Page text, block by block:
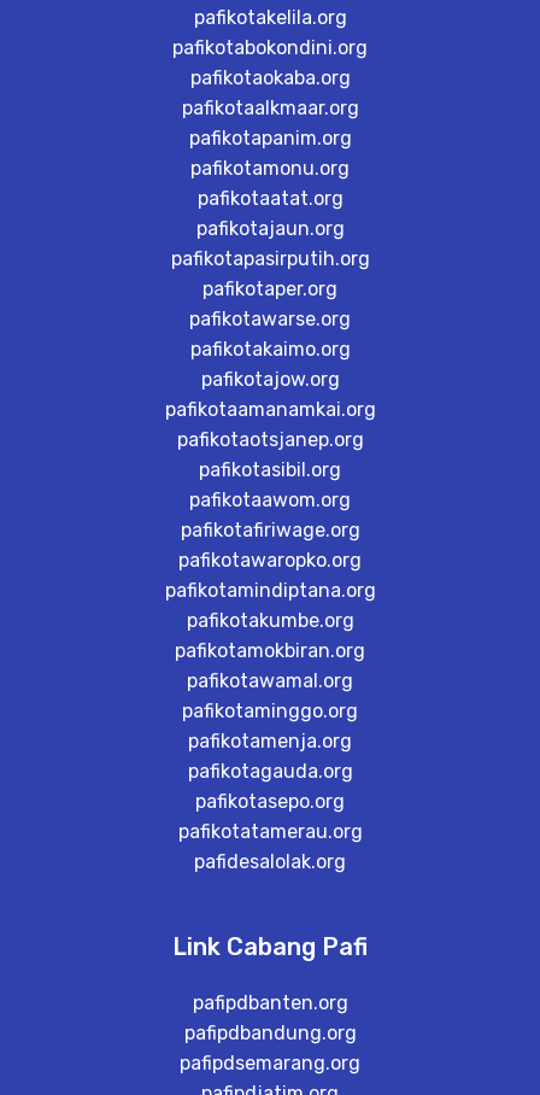
pafikotakelila.org
pafikotabokondini.org
pafikotaokaba.org
pafikotaalkmaar.org
pafikotapanim.org
pafikotamonu.org
pafikotaatat.org
pafikotajaun.org
pafikotapasirputih.org
pafikotaper.org
pafikotawarse.org
pafikotakaimo.org
pafikotajow.org
pafikotaamanamkai.org
pafikotaotsjanep.org
pafikotasibil.org
pafikotaawom.org
pafikotafiriwage.org
pafikotawaropko.org
pafikotamindiptana.org
pafikotakumbe.org
pafikotamokbiran.org
pafikotawamal.org
pafikotaminggo.org
pafikotamenja.org
pafikotagauda.org
pafikotasepo.org
pafikotatamerau.org
pafidesalolak.org
Link Cabang Pafi
pafipdbanten.org
pafipdbandung.org
pafipdsemarang.org